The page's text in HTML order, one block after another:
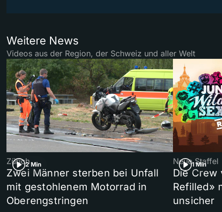
Weitere News
Videos aus der Region, der Schweiz und aller Welt
2 Min
Zürich
Zwei Männer sterben bei Unfall
mit gestohlenem Motorrad in
Oberengstringen
1 Min
Neue Staffel
Die Crew
Refilled»
unsicher